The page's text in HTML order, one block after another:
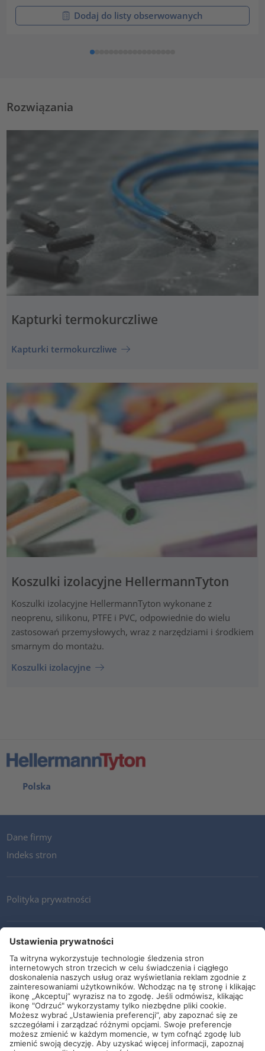
Dodaj do listy obserwowanych
Rozwiązania
Kapturki termokurczliwe
Kapturki termokurczliwe
Koszulki izolacyjne HellermannTyton
Koszulki izolacyjne HellermannTyton wykonane z
neoprenu, silikonu, PTFE i PVC, odpowiednie do wielu
zastosowań przemysłowych, wraz z narzędziami i środkiem
smarnym do montażu.
Koszulki izolacyjne
Polska
Dane firmy
Indeks stron
Polityka prywatności
Kontakt
Newsletter
Ogólne warunki i dostawy